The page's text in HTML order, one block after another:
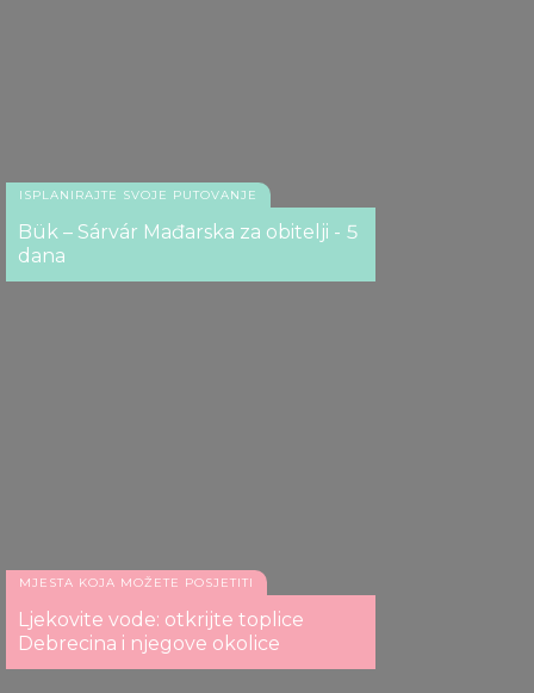
ISPLANIRAJTE SVOJE PUTOVANJE
Bük – Sárvár Mađarska za obitelji - 5
dana
MJESTA KOJA MOŽETE POSJETITI
Ljekovite vode: otkrijte toplice
Debrecina i njegove okolice